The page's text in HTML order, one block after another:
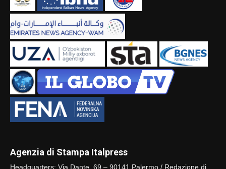
Agenzia di Stampa Italpress
Headquarters: Via Dante, 69 – 90141 Palermo / Redazione di